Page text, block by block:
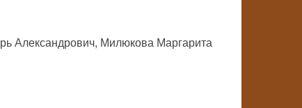
Александрович, Милюкова Маргарита